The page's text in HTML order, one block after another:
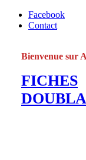
Facebook
Contact
Bienvenue sur
FICHES